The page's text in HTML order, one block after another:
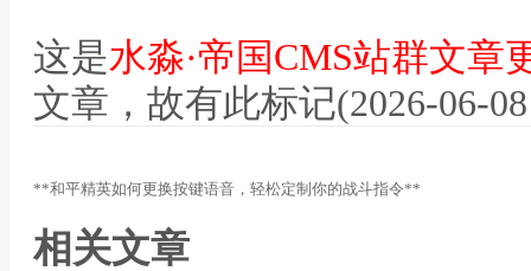
这是水淼·帝国CMS站群文章
文章，故有此标记(2026-06-
**和平精英如何更换按键语音，轻松定制你的战斗指令**
相关文章